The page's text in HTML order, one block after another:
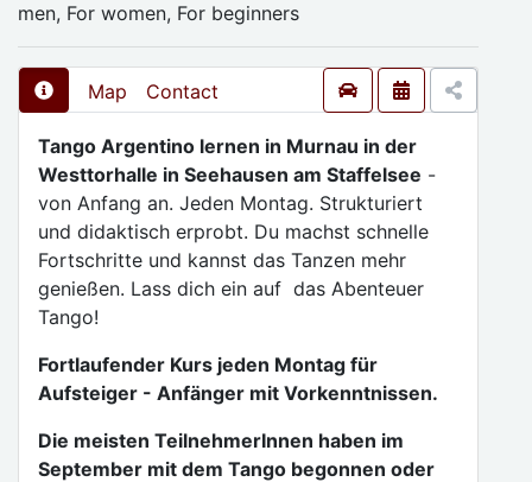
men, For women, For beginners
Map Contact
Tango Argentino lernen in Murnau in der
Westtorhalle in Seehausen am Staffelsee -
von Anfang an. Jeden Montag. Strukturiert
und didaktisch erprobt. Du machst schnelle
Fortschritte und kannst das Tanzen mehr
genießen. Lass dich ein auf das Abenteuer
Tango!
Fortlaufender Kurs jeden Montag für
Aufsteiger - Anfänger mit Vorkenntnissen.
Die meisten TeilnehmerInnen haben im
September mit dem Tango begonnen oder